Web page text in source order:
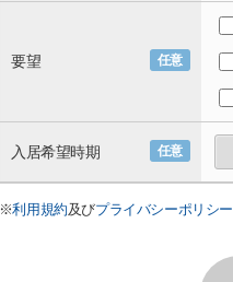
任意
要望
任意
入居希望時期
※利用規約及びプライバシーポリシー